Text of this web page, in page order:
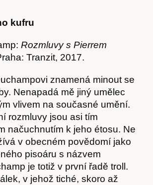
Akce
kufru
Rozmluvy s Pierrem
Tranzit, 2017.
znamená minout se
Nenapadá mě jiný umělec
vlivem na současné umění.
rozmluvy jsou asi tím
načuchnutím k jeho étosu. Ne
v obecném povědomí jako
pisoáru s názvem
je totiž v první řadě troll.
v jehož tiché, skoro až